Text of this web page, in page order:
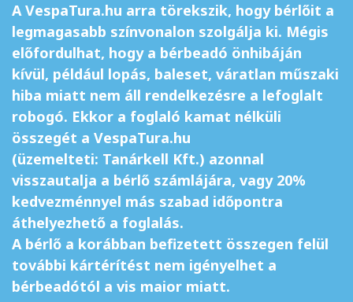
A VespaTura.hu arra törekszik, hogy bérlőit a
legmagasabb színvonalon szolgálja ki. Mégis
előfordulhat, hogy a bérbeadó önhibáján
kívül, például lopás, baleset, váratlan műszaki
hiba miatt nem áll rendelkezésre a lefoglalt
robogó. Ekkor a foglaló kamat nélküli
összegét a VespaTura.hu
(üzemelteti: Tanárkell Kft.) azonnal
visszautalja a bérlő számlájára, vagy 20%
kedvezménnyel más szabad időpontra
áthelyezhető a foglalás.
A bérlő a korábban befizetett összegen felül
további kártérítést nem igényelhet a
bérbeadótól a vis maior miatt.